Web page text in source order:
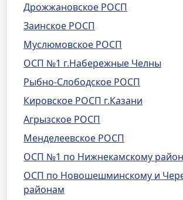
Дрожжановское РОСП
Заинское РОСП
Муслюмовское РОСП
ОСП №1 г.Набережные Челны
Рыбно-Слободское РОСП
Кировское РОСП г.Казани
Агрызское РОСП
Менделеевское РОСП
ОСП №1 по Нижнекамскому
ОСП по Новошешминскому и
районам